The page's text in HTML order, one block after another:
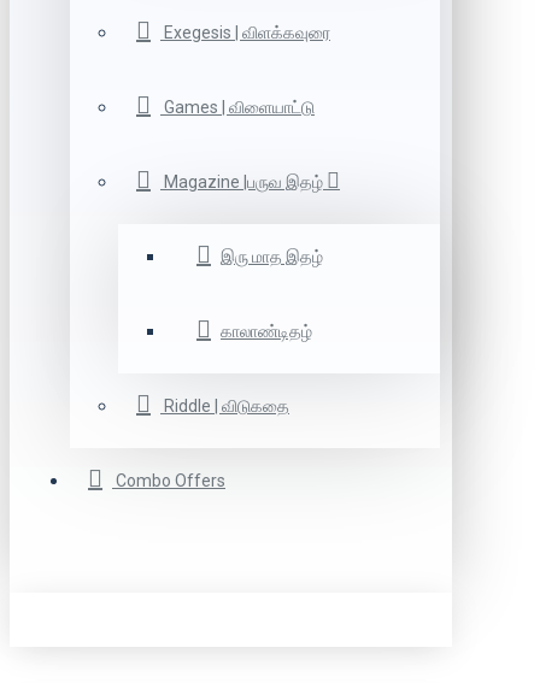
Exegesis | விளக்கவுரை
Games | விளையாட்டு
Magazine |பருவ இதழ்
இரு மாத இதழ்
காலாண்டிதழ்
Riddle | விடுகதை
Combo Offers